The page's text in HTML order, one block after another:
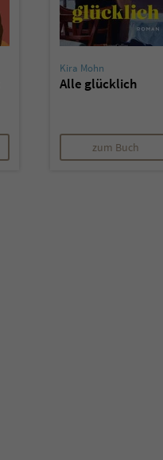
Kira Mohn
Alle glücklich
zum Buch